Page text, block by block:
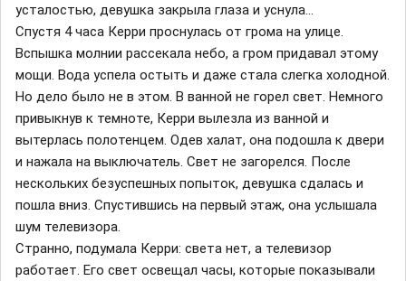
усталостью, девушка закрыла глаза и уснула…
Спустя 4 часа Керри проснулась от грома на улице.
Вспышка молнии рассекала небо, а гром придавал этому
мощи. Вода успела остыть и даже стала слегка холодной.
Но дело было не в этом. В ванной не горел свет. Немного
привыкнув к темноте, Керри вылезла из ванной и
вытерлась полотенцем. Одев халат, она подошла к двери
и нажала на выключатель. Свет не загорелся. После
нескольких безуспешных попыток, девушка сдалась и
пошла вниз. Спустившись на первый этаж, она услышала
шум телевизора.
Странно, подумала Керри: света нет, а телевизор
работает. Его свет освещал часы, которые показывали